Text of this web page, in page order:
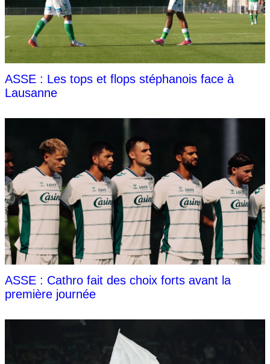
ASSE : Les tops et flops stéphanois face à
Lausanne
ASSE : Cathro fait des choix forts avant la
première journée